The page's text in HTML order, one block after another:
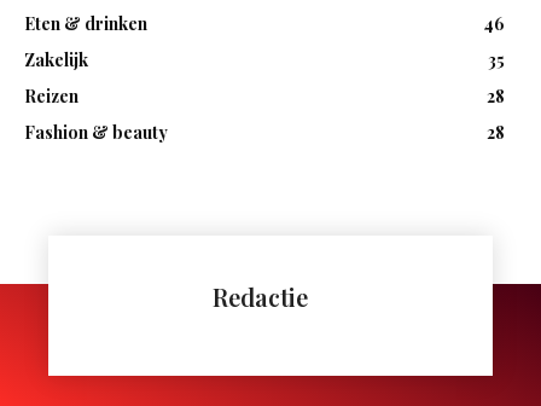
Eten & drinken
46
Zakelijk
35
Reizen
28
Fashion & beauty
28
Redactie